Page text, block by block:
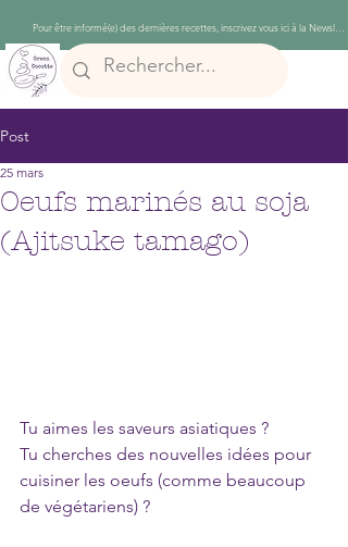
Post
Oeufs marinés au soja
(Ajitsuke tamago)
25 mars
Tu aimes les saveurs asiatiques ?
Tu cherches des nouvelles idées pour
cuisiner les oeufs (comme beaucoup
de végétariens) ?